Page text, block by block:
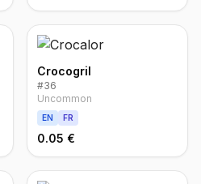
Crocogril
#36
Uncommon
EN FR
0.05 €